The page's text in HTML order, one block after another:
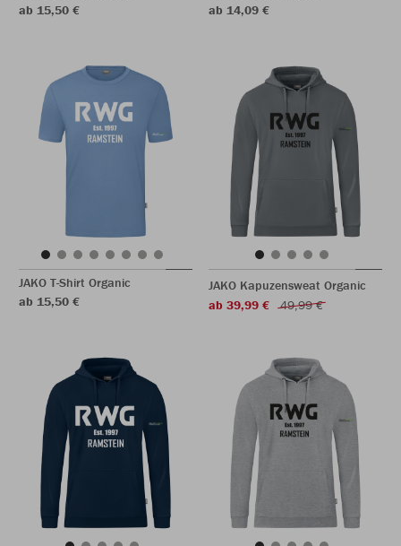
ab 15,50 €
ab 14,09 €
JAKO T-Shirt Organic
ab 15,50 €
JAKO Kapuzensweat Organic
ab 39,99 €
49,99 €